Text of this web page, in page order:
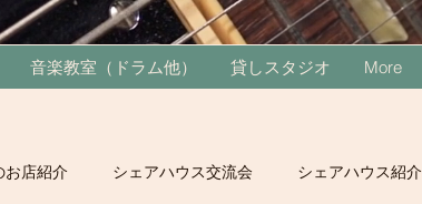
音楽教室（ドラム他） 貸しスタジオ More
お店紹介 シェアハウス交流会 シェアハウス紹介